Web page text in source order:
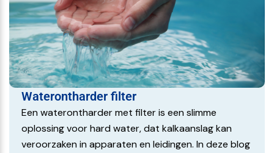
Waterontharder filter
Een waterontharder met filter is een slimme
oplossing voor hard water, dat kalkaanslag kan
veroorzaken in apparaten en leidingen. In deze blog